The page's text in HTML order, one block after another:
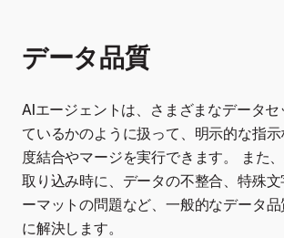
データ品質
AIエージェントは、さまざまなデータ
ているかのように扱って、明示的な指
度結合やマージを実行できます。 また
取り込み時に、データの不整合、特殊
ーマットの問題など、一般的なデータ
に解決します。